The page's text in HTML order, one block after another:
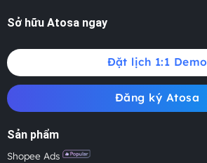
Sở hữu Atosa ngay
Đặt lịch 1:1 Demo
Đăng ký Atosa
Sản phẩm
Shopee Ads